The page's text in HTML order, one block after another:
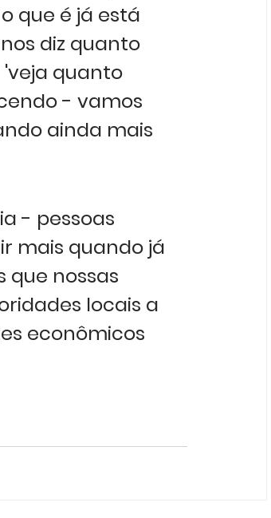
que é já está
diz quanto
'veja quanto
- vamos
ainda mais
- pessoas
mais quando já
nossas
locais a
econômicos